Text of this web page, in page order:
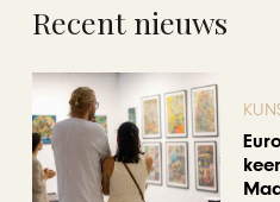
Recent nieuws